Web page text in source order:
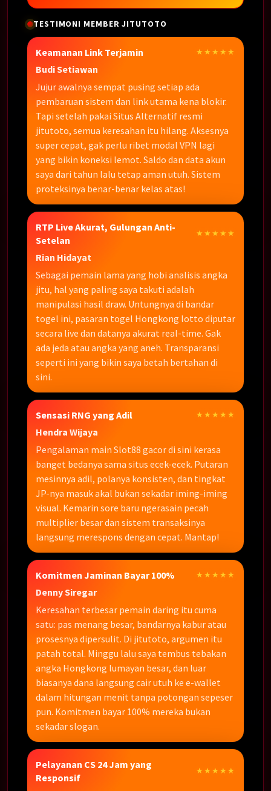
TESTIMONI MEMBER JITUTOTO
Keamanan Link Terjamin ★★★★★
Budi Setiawan
Jujur awalnya sempat pusing setiap ada
pembaruan sistem dan link utama kena blokir.
Tapi setelah pakai Situs Alternatif resmi
jitutoto, semua keresahan itu hilang. Aksesnya
super cepat, gak perlu ribet modal VPN lagi
yang bikin koneksi lemot. Saldo dan data akun
saya dari tahun lalu tetap aman utuh. Sistem
proteksinya benar-benar kelas atas!
RTP Live Akurat, Gulungan Anti-
Setelan
★★★★★
Rian Hidayat
Sebagai pemain lama yang hobi analisis angka
jitu, hal yang paling saya takuti adalah
manipulasi hasil draw. Untungnya di bandar
togel ini, pasaran togel Hongkong lotto diputar
secara live dan datanya akurat real-time. Gak
ada jeda atau angka yang aneh. Transparansi
seperti ini yang bikin saya betah bertahan di
sini.
Sensasi RNG yang Adil ★★★★★
Hendra Wijaya
Pengalaman main Slot88 gacor di sini kerasa
banget bedanya sama situs ecek-ecek. Putaran
mesinnya adil, polanya konsisten, dan tingkat
JP-nya masuk akal bukan sekadar iming-iming
visual. Kemarin sore baru ngerasain pecah
multiplier besar dan sistem transaksinya
langsung merespons dengan cepat. Mantap!
Komitmen Jaminan Bayar 100% ★★★★★
Denny Siregar
Keresahan terbesar pemain daring itu cuma
satu: pas menang besar, bandarnya kabur atau
prosesnya dipersulit. Di jitutoto, argumen itu
patah total. Minggu lalu saya tembus tebakan
angka Hongkong lumayan besar, dan luar
biasanya dana langsung cair utuh ke e-wallet
dalam hitungan menit tanpa potongan sepeser
pun. Komitmen bayar 100% mereka bukan
sekadar slogan.
Pelayanan CS 24 Jam yang
Responsif
★★★★★